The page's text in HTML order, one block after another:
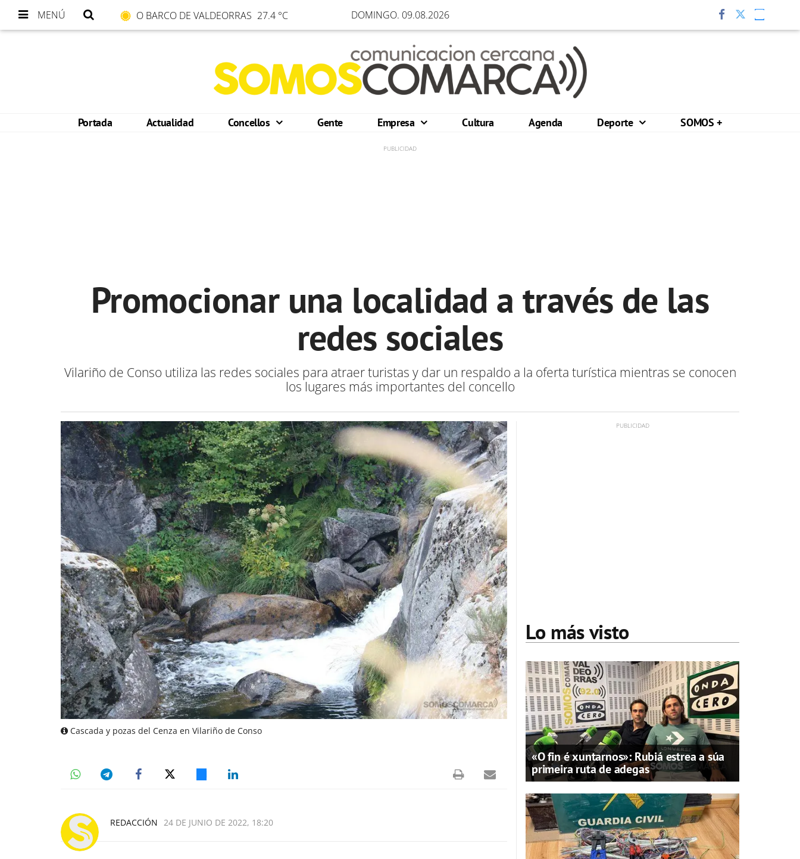
MENÚ O BARCO DE VALDEORRAS 27.4 °C DOMINGO. 09.08.2026
Portada Actualidad Concellos Gente Empresa Cultura Agenda Deporte SOMOS +
Promocionar una localidad a través de las
redes sociales
Vilariño de Conso utiliza las redes sociales para atraer turistas y dar un respaldo a la oferta turística mientras se conocen
los lugares más importantes del concello
Cascada y pozas del Cenza en Vilariño de Conso
REDACCIÓN 24 DE JUNIO DE 2022, 18:20
Lo más visto
«O fin é xuntarnos»: Rubiá estrea a súa
primeira ruta de adegas